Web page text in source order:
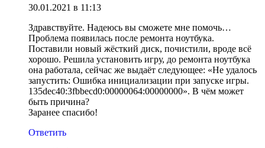
30.01.2021 в 11:13
Здравствуйте. Надеюсь вы сможете мне помочь…
Проблема появилась после ремонта ноутбука.
Поставили новый жёсткий диск, почистили, вроде всё
хорошо. Решила установить игру, до ремонта ноутбука
она работала, сейчас же выдаёт следующее: «Не удалось
запустить: Ошибка инициализации при запуске игры.
135dec40:3fbbecd0:00000064:00000000». В чём может
быть причина?
Заранее спасибо!
Ответить